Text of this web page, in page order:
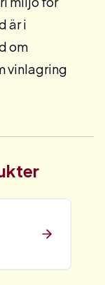
är i
om
vinlagring